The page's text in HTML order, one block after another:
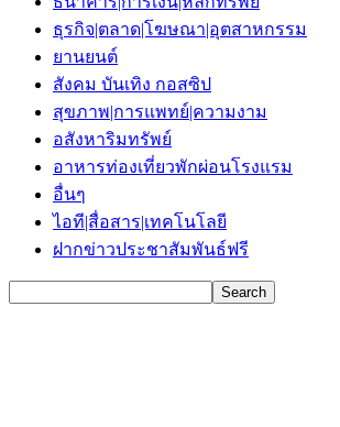
ธุรกิจ|ตลาด|โฆษณา|อุตสาหกรรม
ยานยนต์
สังคม บันเทิง กอสซิป
สุขภาพ|การแพทย์|ความงาม
อสังหาริมทรัพย์
อาหารท่องเที่ยวพักผ่อนโรงแรม
อื่นๆ
ไอที|สื่อสาร|เทคโนโลยี
ฝากข่าวประชาสัมพันธ์ฟรี